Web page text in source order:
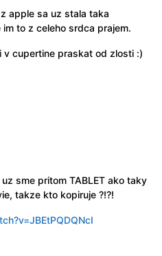
apple sa uz stala taka
to z celeho srdca prajem.
cupertine praskat od zlosti :)
sme pritom TABLET ako taky
takze kto kopiruje ?!?!